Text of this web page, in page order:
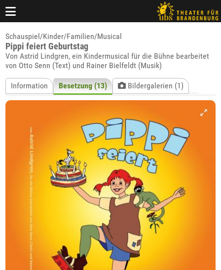
Schauspiel/Kinder/Familien/Musical
Pippi feiert Geburtstag
Von Astrid Lindgren, ein Kindermusical für die Bühne bearbeitet
von Otto Senn (Text) und Rainer Bielfeldt (Musik)
Information Besetzung (13) Bildergalerien (1)